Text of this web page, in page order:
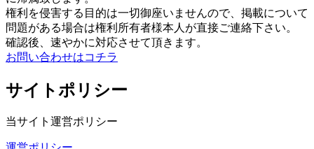
権利を侵害する目的は一切御座いませんので、掲載について
問題がある場合は権利所有者様本人が直接ご連絡下さい。
確認後、速やかに対応させて頂きます。
お問い合わせはコチラ
サイトポリシー
当サイト運営ポリシー